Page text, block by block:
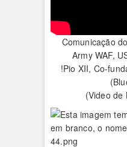
Comunicação
Army WAF,
!Pio XII, Co-
(Video de